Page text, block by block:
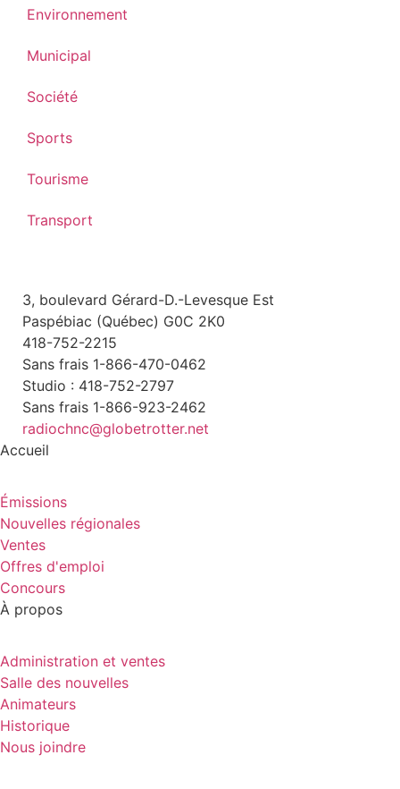
Environnement
Municipal
Société
Sports
Tourisme
Transport
3, boulevard Gérard-D.-Levesque Est
Paspébiac (Québec) G0C 2K0
418-752-2215
Sans frais 1-866-470-0462
Studio : 418-752-2797
Sans frais 1-866-923-2462
radiochnc@globetrotter.net
Accueil
Émissions
Nouvelles régionales
Ventes
Offres d'emploi
Concours
À propos
Administration et ventes
Salle des nouvelles
Animateurs
Historique
Nous joindre